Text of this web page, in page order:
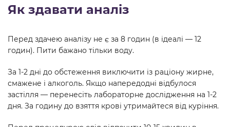
Як здавати аналіз
Перед здачею аналізу не є за 8 годин (в ідеалі — 12
годин). Пити бажано тільки воду.
За 1-2 дні до обстеження виключити із раціону жирне,
смажене і алкоголь. Якщо напередодні відбулося
застілля — перенесіть лабораторне дослідження на 1-2
дня. За годину до взяття крові утримайтеся від куріння.